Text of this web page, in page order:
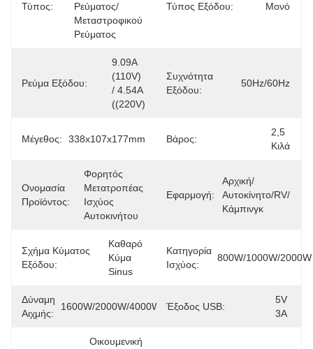
Τύπος:
Ρεύματος/
Μεταστροφικού
Ρεύματος
Τύπος Εξόδου: Μονό
Ρεύμα Εξόδου:
9.09A
(110V)
/ 4.54A
((220V)
Συχνότητα
Εξόδου:
50Hz/60Hz
Μέγεθος: 338x107x177mm Βάρος:
2,5
Κιλά
Ονομασία
Προϊόντος:
Φορητός
Μετατροπέας
Ισχύος
Αυτοκινήτου
Εφαρμογή:
Αρχική/
Αυτοκίνητο/RV/
Κάμπινγκ
Σχήμα Κύματος
Εξόδου:
Καθαρό
Κύμα
Sinus
Κατηγορία
Ισχύος:
800W/1000W/2000W
Δύναμη
Αιχμής:
1600W/2000W/4000W Έξοδος USB:
5V
3A
Οικουμενική